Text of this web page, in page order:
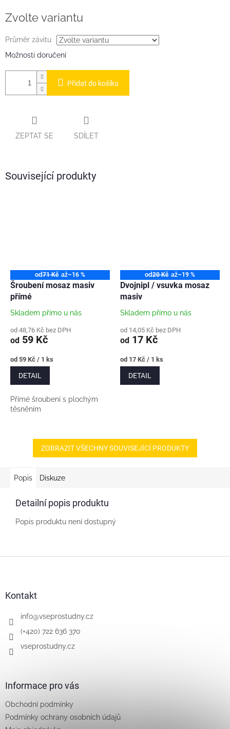
Zvolte variantu
Průměr závitu
Možnosti doručení
Přidat do košíku
ZEPTAT SE SDÍLET
Související produkty
od71 Kč až–16 %
Šroubení mosaz masiv
přímé
Skladem přímo u nás
od 48,76 Kč bez DPH
od 59 Kč
Měrná
cena:
od 59 Kč / 1 ks
DETAIL
Přímé šroubení s plochým
těsněním
od20 Kč až–19 %
Dvojnipl / vsuvka mosaz
masiv
Skladem přímo u nás
od 14,05 Kč bez DPH
od 17 Kč
Měrná
cena:
od 17 Kč / 1 ks
DETAIL
ZOBRAZIT VŠECHNY SOUVISEJÍCÍ PRODUKTY
Popis Diskuze
Detailní popis produktu
Popis produktu není dostupný
Kontakt
info@vseprostudny.cz
(+420) 722 636 370
vseprostudny.cz
Informace pro vás
Obchodní podmínky
Podmínky ochrany osobních údajů